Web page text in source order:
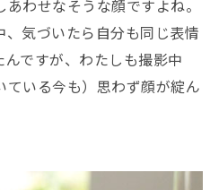
わせなそうな顔ですよね。
気づいたら自分も同じ表情
ですが、わたしも撮影中
ている今も）思わず顔が綻ん